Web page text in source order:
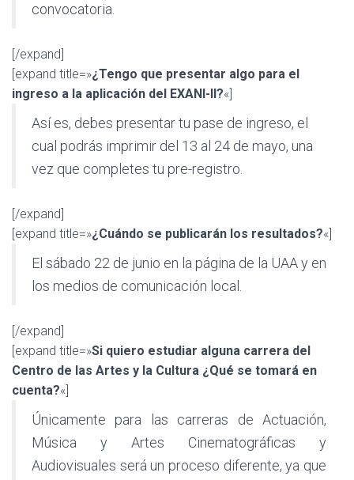
convocatoria.
[/expand]
[expand title=»¿Tengo que presentar algo para el
ingreso a la aplicación del EXANI-II?«]
Así es, debes presentar tu pase de ingreso, el
cual podrás imprimir del 13 al 24 de mayo, una
vez que completes tu pre-registro.
[/expand]
[expand title=»¿Cuándo se publicarán los resultados?«]
El sábado 22 de junio en la página de la UAA y en
los medios de comunicación local.
[/expand]
[expand title=»Si quiero estudiar alguna carrera del
Centro de las Artes y la Cultura ¿Qué se tomará en
cuenta?«]
Únicamente para las carreras de Actuación,
Música y Artes Cinematográficas y
Audiovisuales será un proceso diferente, ya que